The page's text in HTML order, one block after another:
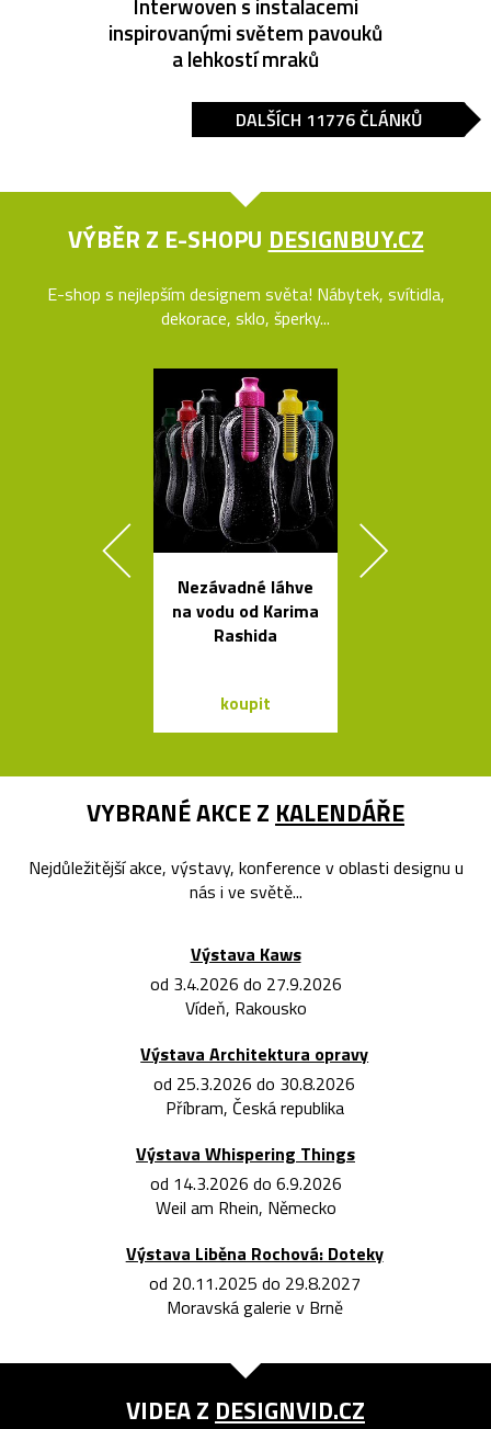
inspirovanými světem pavouků
a lehkostí mraků
DALŠÍCH 11776 ČLÁNKŮ
VÝBĚR Z E-SHOPU DESIGNBUY.CZ
E-shop s nejlepším designem světa! Nábytek, svítidla,
dekorace, sklo, šperky...
Nezávadné láhve
na vodu od Karima
Rashida
koupit
VYBRANÉ AKCE Z KALENDÁŘE
Nejdůležitější akce, výstavy, konference v oblasti designu u
nás i ve světě...
Výstava Kaws
od 3.4.2026 do 27.9.2026
Vídeň, Rakousko
Výstava Architektura opravy
od 25.3.2026 do 30.8.2026
Příbram, Česká republika
Výstava Whispering Things
od 14.3.2026 do 6.9.2026
Weil am Rhein, Německo
Výstava Liběna Rochová: Doteky
od 20.11.2025 do 29.8.2027
Moravská galerie v Brně
VIDEA Z DESIGNVID.CZ